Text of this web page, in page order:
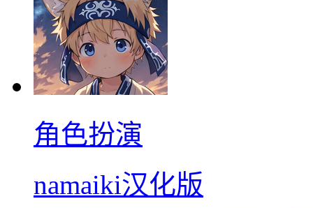
角色扮演
namaiki汉化版